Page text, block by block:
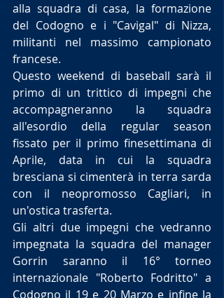
alla squadra di casa, la formazione
del Codogno e i "Cavigal" di Nizza,
militanti nel massimo campionato
francese.
Questo weekend di baseball sarà il
primo di un trittico di impegni che
accompagneranno la squadra
all'esordio della regular season
fissato per il primo finesettimana di
Aprile, data in cui la squadra
bresciana si cimenterà in terra sarda
con il neopromosso Cagliari, in
un'ostica trasferta.
Gli altri due impegni che vedranno
impegnata la squadra del manager
Gorrin saranno il 16° torneo
internazionale "Roberto Fodritto" a
Codogno il 19 e 20 Marzo e infine la